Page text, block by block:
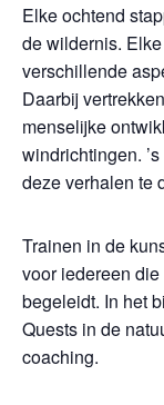
Elke ochtend
de wildernis.
verschillende
Daarbij
menselijke
windrichtingen.
deze verhalen te
Trainen in de
voor iedereen
begeleidt. In het
Quests in de
coaching.